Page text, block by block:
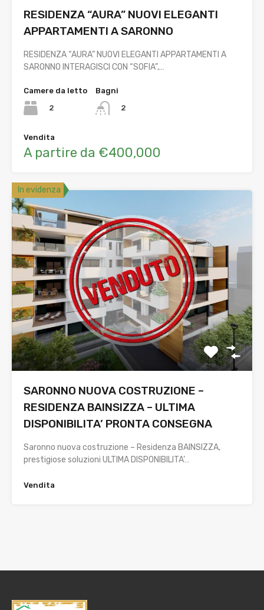
RESIDENZA “AURA” NUOVI ELEGANTI
APPARTAMENTI A SARONNO
RESIDENZA “AURA” NUOVI ELEGANTI APPARTAMENTI A
SARONNO INTERAGISCI CON “SOFIA”,…
Camere da letto
2
Bagni
2
Vendita
A partire da €400,000
In evidenza
SARONNO NUOVA COSTRUZIONE –
RESIDENZA BAINSIZZA – ULTIMA
DISPONIBILITA’ PRONTA CONSEGNA
Saronno nuova costruzione – Residenza BAINSIZZA,
prestigiose soluzioni ULTIMA DISPONIBILITA’…
Vendita